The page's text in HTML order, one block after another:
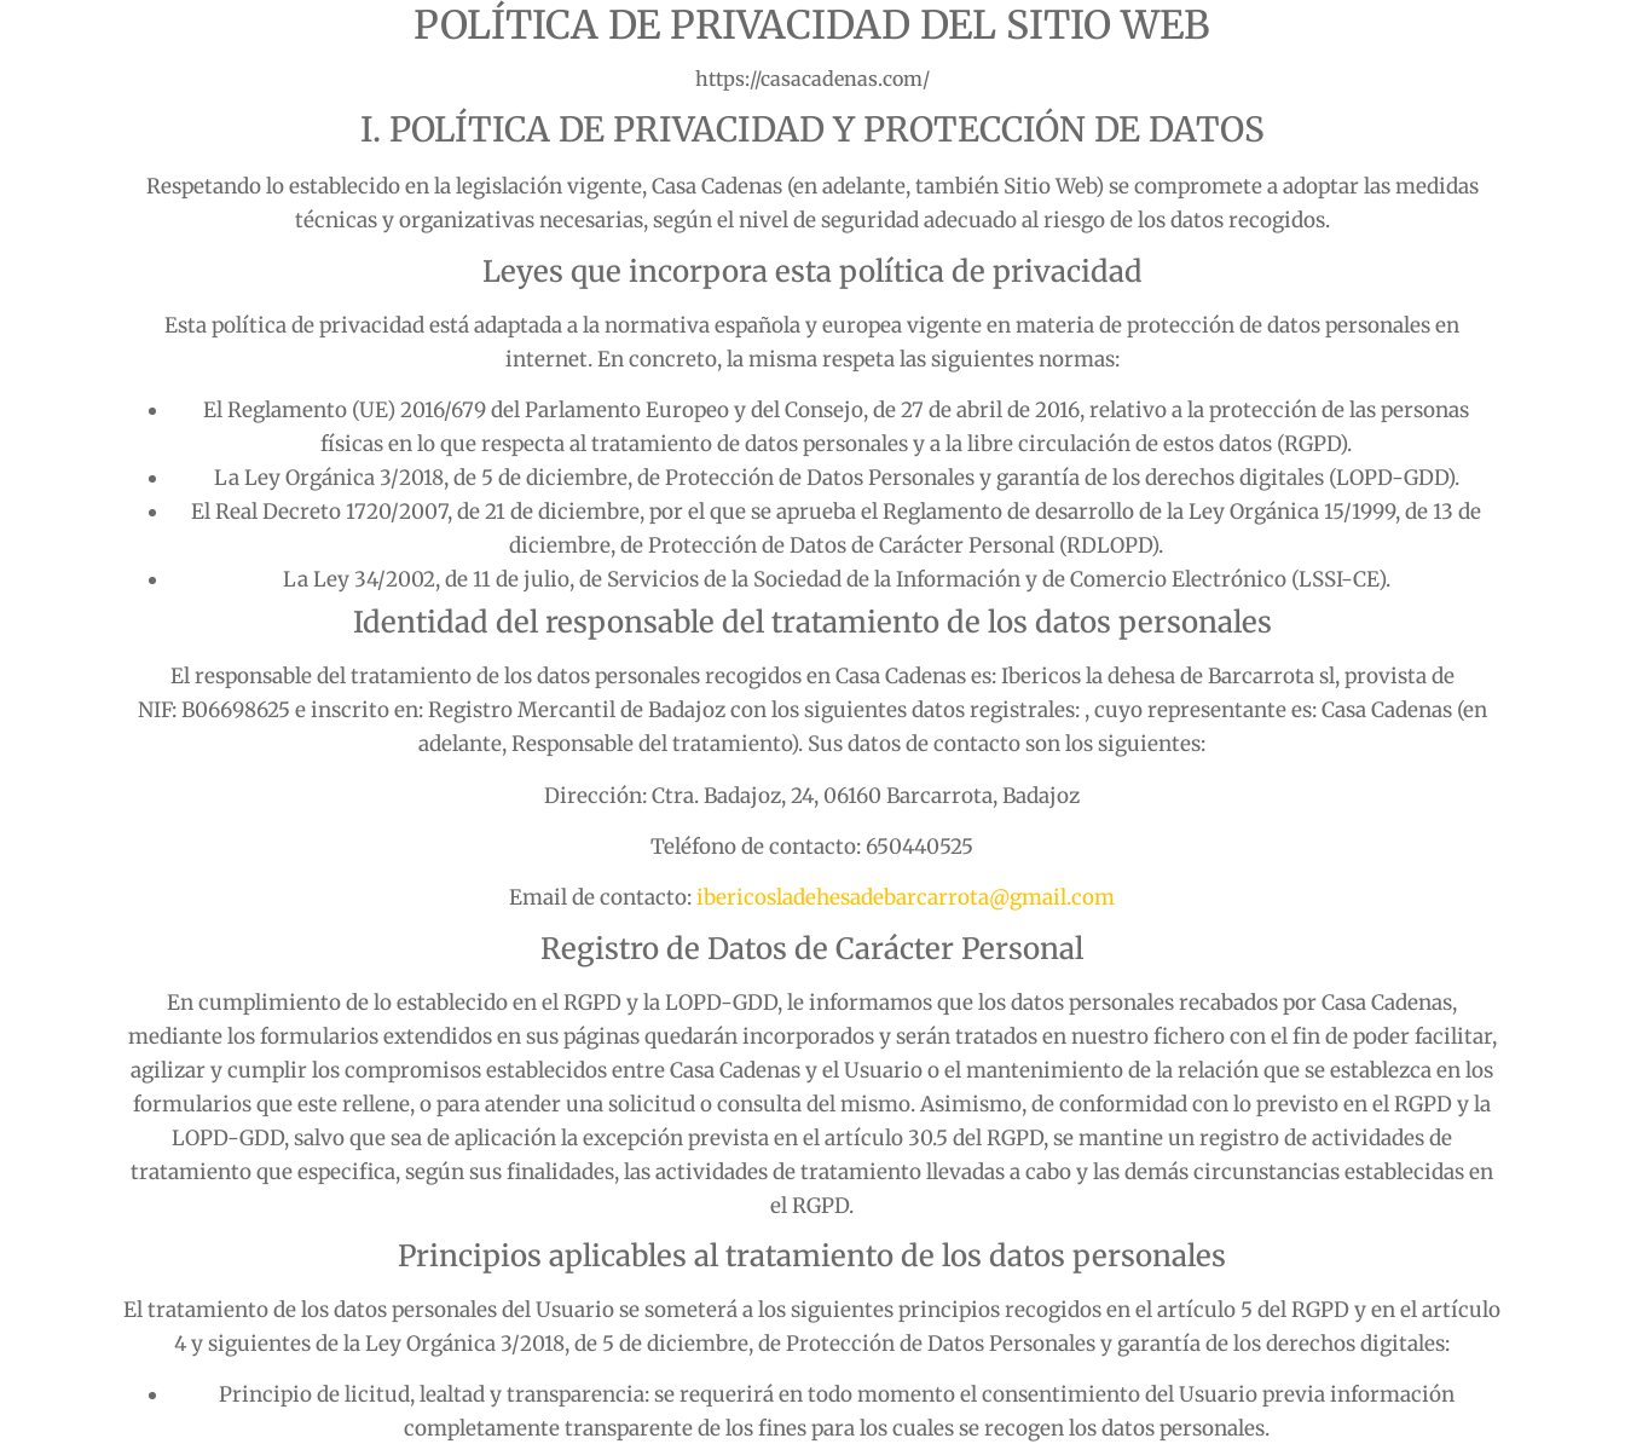
POLÍTICA DE PRIVACIDAD DEL SITIO WEB
https://casacadenas.com/
I. POLÍTICA DE PRIVACIDAD Y PROTECCIÓN DE DATOS
Respetando lo establecido en la legislación vigente,Casa Cadenas(en adelante, también Sitio Web) se compromete a adoptar las medidas
técnicas y organizativas necesarias, según el nivel de seguridad adecuado al riesgo de los datos recogidos.
Leyes que incorpora esta política de privacidad
Esta política de privacidad está adaptada a la normativa española y europea vigente en materia de protección de datos personales en
internet. En concreto, la misma respeta las siguientes normas:
El Reglamento (UE) 2016/679 del Parlamento Europeo y del Consejo, de 27 de abril de 2016, relativo a la protección de las personas
físicas en lo que respecta al tratamiento de datos personales y a la libre circulación de estos datos (RGPD).
La Ley Orgánica 3/2018, de 5 de diciembre, de Protección de Datos Personales y garantía de los derechos digitales (LOPD-GDD).
El Real Decreto 1720/2007, de 21 de diciembre, por el que se aprueba el Reglamento de desarrollo de la Ley Orgánica 15/1999, de 13 de
diciembre, de Protección de Datos de Carácter Personal (RDLOPD).
La Ley 34/2002, de 11 de julio, de Servicios de la Sociedad de la Información y de Comercio Electrónico (LSSI-CE).
Identidad del responsable del tratamiento de los datos personales
El responsable del tratamiento de los datos personales recogidos enCasa Cadenases:Ibericos la dehesa de Barcarrota sl, provista de
NIF:B06698625 e inscrito en:Registro Mercantil de Badajozcon los siguientes datos registrales: , cuyo representante es:Casa Cadenas(en
adelante, Responsable del tratamiento). Sus datos de contacto son los siguientes:
Dirección:Ctra. Badajoz, 24, 06160 Barcarrota, Badajoz
Teléfono de contacto: 650440525
Email de contacto:ibericosladehesadebarcarrota@gmail.com
Registro de Datos de Carácter Personal
En cumplimiento de lo establecido en el RGPD y la LOPD-GDD, le informamos que los datos personales recabados porCasa Cadenas,
mediante los formularios extendidos en sus páginas quedarán incorporados y serán tratados en nuestro fichero con el fin de poder facilitar,
agilizar y cumplir los compromisos establecidos entreCasa Cadenasy el Usuario o el mantenimiento de la relación que se establezca en los
formularios que este rellene, o para atender una solicitud o consulta del mismo. Asimismo, de conformidad con lo previsto en el RGPD y la
LOPD-GDD, salvo que sea de aplicación la excepción prevista en el artículo 30.5 del RGPD, se mantine un registro de actividades de
tratamiento que especifica, según sus finalidades, las actividades de tratamiento llevadas a cabo y las demás circunstancias establecidas en
el RGPD.
Principios aplicables al tratamiento de los datos personales
El tratamiento de los datos personales del Usuario se someterá a los siguientes principios recogidos en el artículo 5 del RGPD y en el artículo
4 y siguientes de la Ley Orgánica 3/2018, de 5 de diciembre, de Protección de Datos Personales y garantía de los derechos digitales:
Principio de licitud, lealtad y transparencia: se requerirá en todo momento el consentimiento del Usuario previa información
completamente transparente de los fines para los cuales se recogen los datos personales.